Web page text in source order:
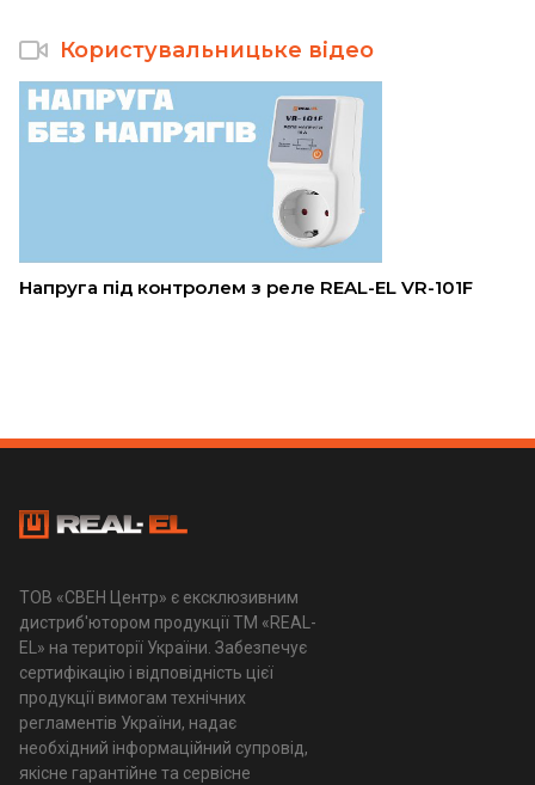
Користувальницьке відео
Напруга під контролем з реле REAL-EL VR-101F
ТОВ «СВЕН Центр» є ексклюзивним
дистриб'ютором продукції ТМ «REAL-
EL» на території України. Забезпечує
сертифікацію і відповідність цієї
продукції вимогам технічних
регламентів України, надає
необхідний інформаційний супровід,
якісне гарантійне та сервісне